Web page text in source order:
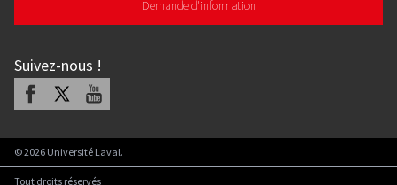
Demande d'information
Suivez-nous !
Facebook Youtube
©2026 Université Laval.
Tout droits réservés